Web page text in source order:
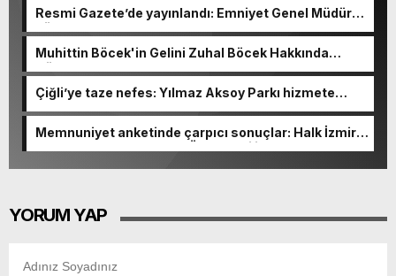
Resmi Gazete’de yayınlandı: Emniyet Genel Müdürü
görevden alındı!
Muhittin Böcek'in Gelini Zuhal Böcek Hakkında
Gözaltı Kararı!
Çiğli’ye taze nefes: Yılmaz Aksoy Parkı hizmete
Memnuniyet anketinde çarpıcı sonuçlar: Halk İzmirli
başkanlardan memnun, Ömer Eşki ilk sırada
YORUM YAP